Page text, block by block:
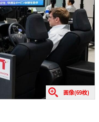
画像(69枚)